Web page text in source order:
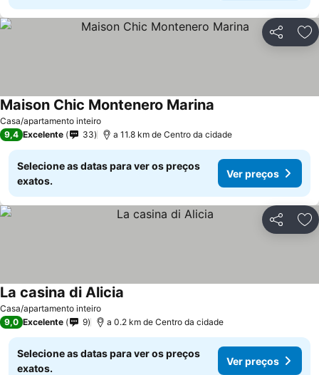
Partilhar
Casa/apartamento inteiro
Maison Chic Montenero Marina
9,4 Excelente 33 a 11.8 km de Centro da cidade
Selecione as datas para ver os preços
exatos.
Ver preços
Partilhar
Casa/apartamento inteiro
La casina di Alicia
9,0 Excelente 9 a 0.2 km de Centro da cidade
Selecione as datas para ver os preços
exatos.
Ver preços